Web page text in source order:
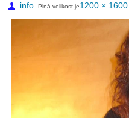
info Plná velikost je1200 × 1600